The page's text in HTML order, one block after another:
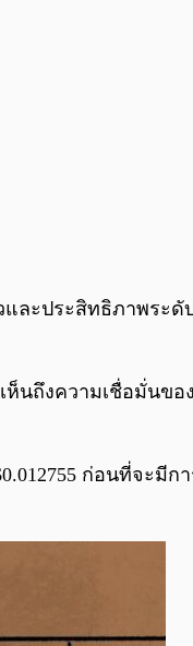
และประสิทธิภาพระ
ห็นถึงความเชื่อมั่นข
ก่อนที่จะมี